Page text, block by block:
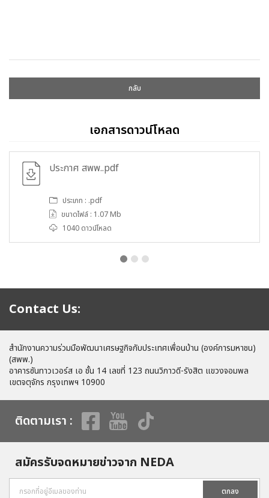
กลับ
เอกสารดาวน์โหลด
ประกาศ สพพ..pdf
ประเภท : .pdf
ขนาดไฟล์ : 1.07 Mb
1040 ดาวน์โหลด
Contact Us:
สำนักงานความร่วมมือพัฒนาเศรษฐกิจกับประเทศเพื่อนบ้าน (องค์การมหาชน)
(สพพ.)
อาคารซันทาวเวอร์ส เอ ชั้น 14 เลขที่ 123 ถนนวิภาวดี-รังสิต แขวงจอมพล
เขตจตุจักร กรุงเทพฯ 10900
ติดตามเรา :
สมัครรับจดหมายข่าวจาก NEDA
ตกลง